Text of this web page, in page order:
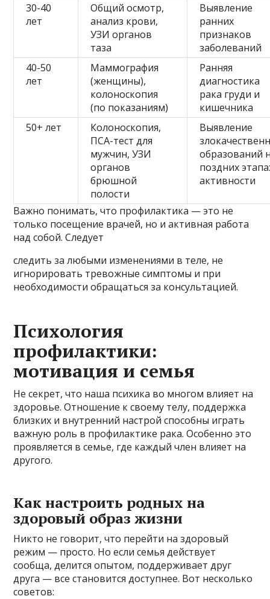
30-40
лет
Общий осмотр,
анализ крови,
УЗИ органов
таза
Выявление
ранних
признаков
заболеваний
40-50
лет
Маммография
(женщины),
колоноскопия
(по показаниям)
Ранняя
диагностика
рака груди и
кишечника
50+ лет
Колоноскопия,
ПСА-тест для
мужчин, УЗИ
органов
брюшной
полости
Выявление
образований
поздних
активности
Важно понимать, что профилактика — это не
только посещение врачей, но и активная работа
над собой. Следует
следить за любыми изменениями в теле, не
игнорировать тревожные симптомы и при
необходимости обращаться за консультацией.
Психология
профилактики:
мотивация и семья
Не секрет, что наша психика во многом влияет на
здоровье. Отношение к своему телу, поддержка
близких и внутренний настрой способны играть
важную роль в профилактике рака. Особенно это
проявляется в семье, где каждый член влияет на
другого.
Как настроить родных на
здоровый образ жизни
Никто не говорит, что перейти на здоровый
режим — просто. Но если семья действует
сообща, делится опытом, поддерживает друг
друга — все становится доступнее. Вот несколько
советов: